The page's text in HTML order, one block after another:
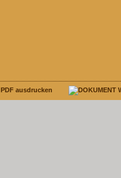
PDF ausdrucken